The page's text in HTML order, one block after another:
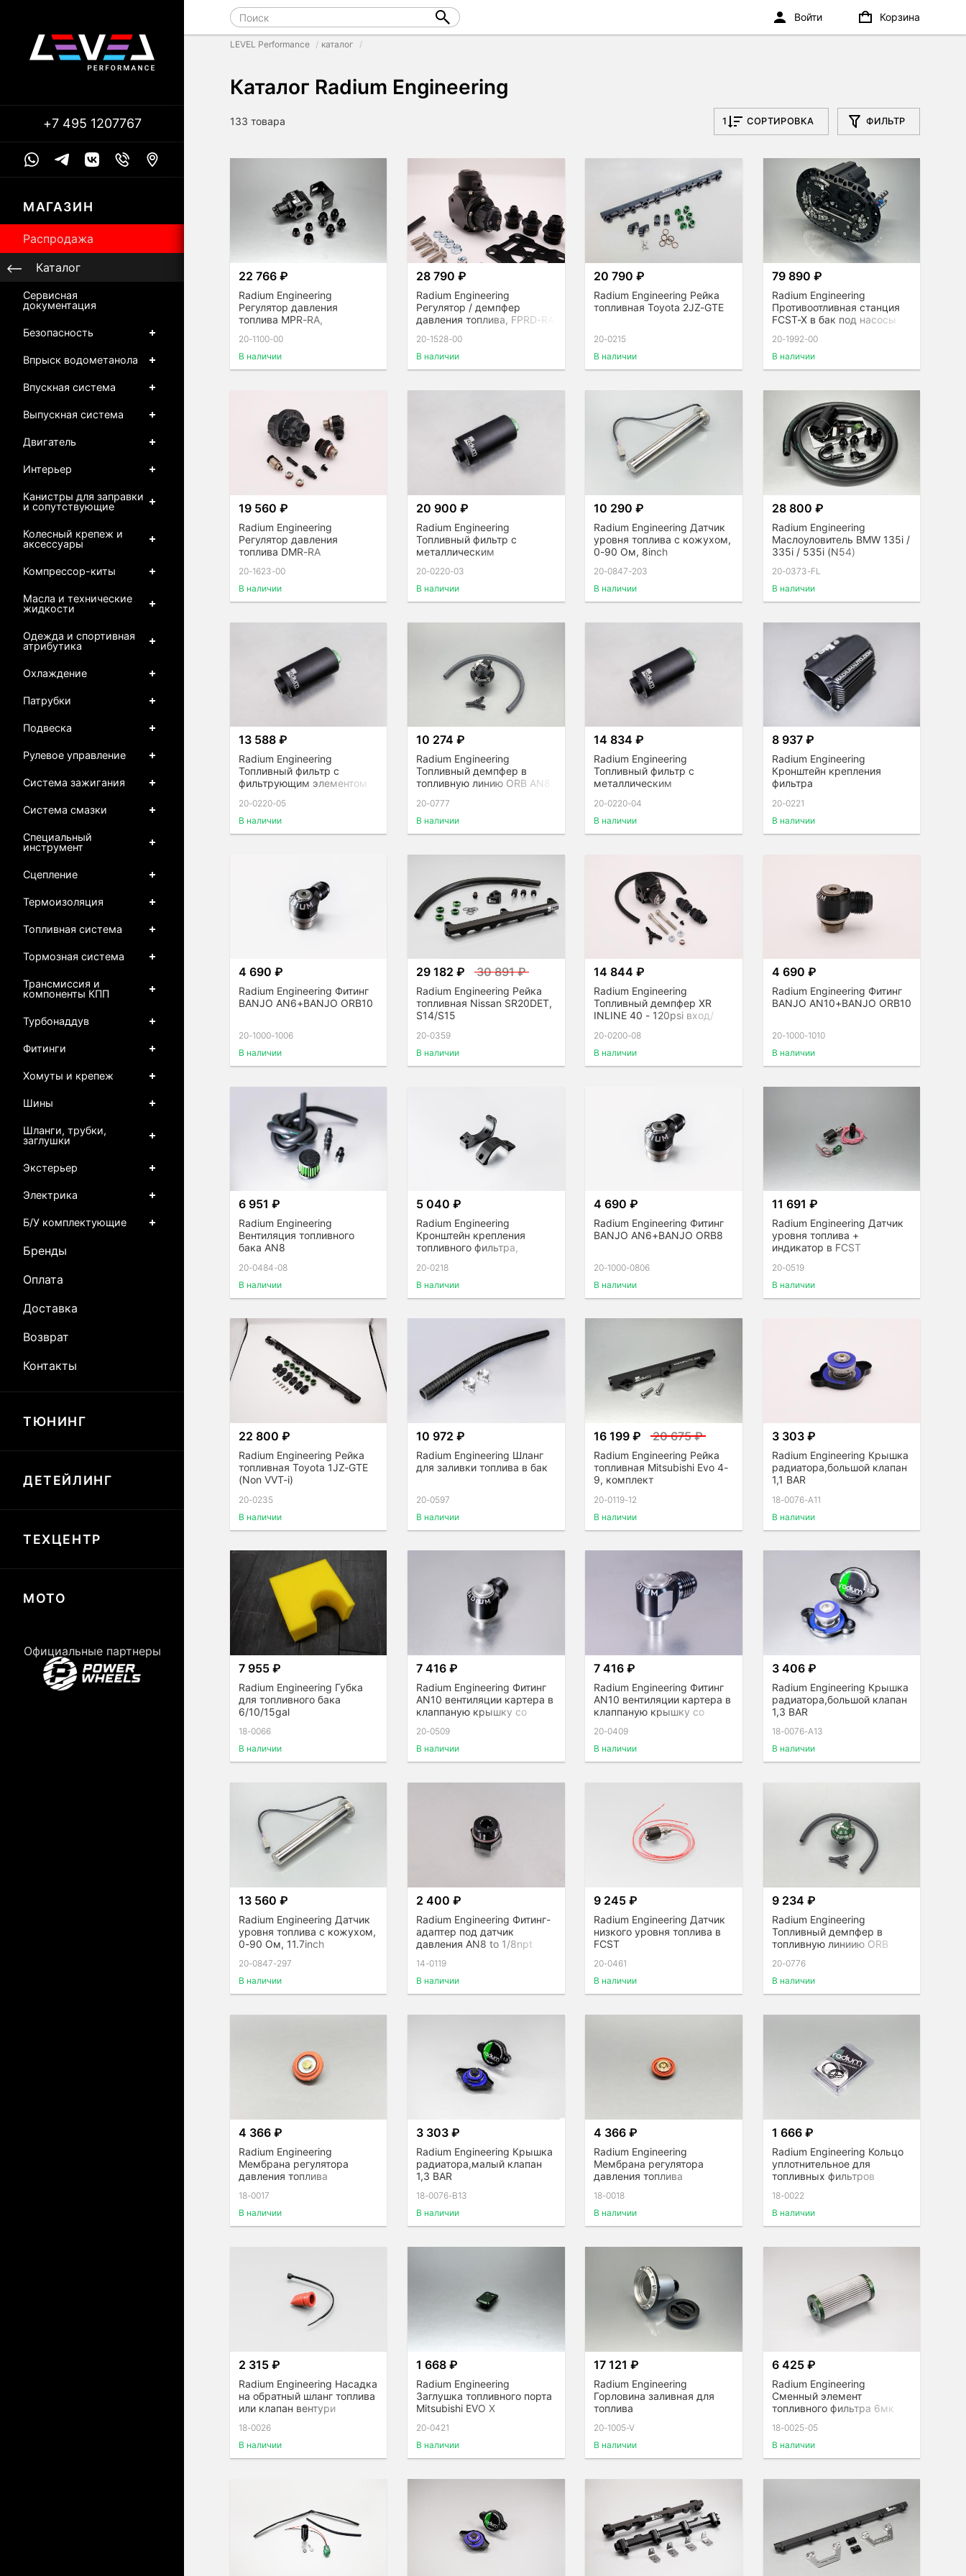
LEVEL Performance каталог
Каталог Radium Engineering
133 товара 1 СОРТИРОВКА ФИЛЬТР
22 766 ₽
Radium Engineering
Регулятор давления
топлива MPR-RA,
20-1100-00
В наличии
28 790 ₽
Radium Engineering
Регулятор / демпфер
давления топлива, FPRD-RA
20-1528-00
В наличии
20 790 ₽
Radium Engineering Рейка
топливная Toyota 2JZ-GTE
20-0215
В наличии
79 890 ₽
Radium Engineering
Противоотливная станция
FCST-X в бак под насосы
285
20-1992-00
В наличии
19 560 ₽
Radium Engineering
Регулятор давления
топлива DMR-RA
20-1623-00
В наличии
20 900 ₽
Radium Engineering
Топливный фильтр с
металлическим
(10 Micron)
20-0220-03
В наличии
10 290 ₽
Radium Engineering Датчик
уровня топлива с кожухом,
0-90 Ом, 8inch
20-0847-203
В наличии
28 800 ₽
Radium Engineering
Маслоуловитель BMW 135i /
335i / 535i (N54)
20-0373-FL
В наличии
13 588 ₽
Radium Engineering
Топливный фильтр с
фильтрующим элементом
20-0220-05
В наличии
10 274 ₽
Radium Engineering
Топливный демпфер в
топливную линию ORB AN8
20-0777
В наличии
14 834 ₽
Radium Engineering
Топливный фильтр с
металлическим
(100 Micron)
20-0220-04
В наличии
8 937 ₽
Radium Engineering
Кронштейн крепления
фильтра
20-0221
В наличии
4 690 ₽
Radium Engineering Фитинг
BANJO AN6+BANJO ORB10
20-1000-1006
В наличии
29 182 ₽ 30 891 ₽
Radium Engineering Рейка
топливная Nissan SR20DET,
S14/S15
20-0359
В наличии
14 844 ₽
Radium Engineering
Топливный демпфер XR
INLINE 40 - 120psi вход/
20-0200-08
В наличии
4 690 ₽
Radium Engineering Фитинг
BANJO AN10+BANJO ORB10
20-1000-1010
В наличии
6 951 ₽
Radium Engineering
Вентиляция топливного
бака AN8
20-0484-08
В наличии
5 040 ₽
Radium Engineering
Кронштейн крепления
топливного фильтра,
20-0218
В наличии
4 690 ₽
Radium Engineering Фитинг
BANJO AN6+BANJO ORB8
20-1000-0806
В наличии
11 691 ₽
Radium Engineering Датчик
уровня топлива +
индикатор в FCST
20-0519
В наличии
22 800 ₽
Radium Engineering Рейка
топливная Toyota 1JZ-GTE
(Non VVT-i)
20-0235
В наличии
10 972 ₽
Radium Engineering Шланг
для заливки топлива в бак
20-0597
В наличии
16 199 ₽ 20 675 ₽
Radium Engineering Рейка
топливная Mitsubishi Evo 4-
9, комплект
20-0119-12
В наличии
3 303 ₽
Radium Engineering Крышка
радиатора,большой клапан
1,1 BAR
18-0076-A11
В наличии
7 955 ₽
Radium Engineering Губка
для топливного бака
6/10/15gal
18-0066
В наличии
7 416 ₽
Radium Engineering Фитинг
AN10 вентиляции картера в
клаппаную крышку со
20-0509
В наличии
7 416 ₽
Radium Engineering Фитинг
AN10 вентиляции картера в
клаппаную крышку со
20-0409
В наличии
3 406 ₽
Radium Engineering Крышка
радиатора,большой клапан
1,3 BAR
18-0076-A13
В наличии
13 560 ₽
Radium Engineering Датчик
уровня топлива с кожухом,
0-90 Ом, 11.7inch
20-0847-297
В наличии
2 400 ₽
Radium Engineering Фитинг-
адаптер под датчик
давления AN8 to 1/8npt
14-0119
В наличии
9 245 ₽
Radium Engineering Датчик
низкого уровня топлива в
FCST
20-0461
В наличии
9 234 ₽
Radium Engineering
Топливный демпфер в
топливную линиию ORB
20-0776
В наличии
4 366 ₽
Radium Engineering
Мембрана регулятора
давления топлива
18-0017
В наличии
3 303 ₽
Radium Engineering Крышка
радиатора,малый клапан
1,3 BAR
18-0076-B13
В наличии
4 366 ₽
Radium Engineering
Мембрана регулятора
давления топлива
18-0018
В наличии
1 666 ₽
Radium Engineering Кольцо
уплотнительное для
топливных фильтров
18-0022
В наличии
2 315 ₽
Radium Engineering Насадка
на обратный шланг топлива
или клапан вентури
18-0026
В наличии
1 668 ₽
Radium Engineering
Заглушка топливного порта
Mitsubishi EVO X
20-0421
В наличии
17 121 ₽
Radium Engineering
Горловина заливная для
топлива
20-1005-V
В наличии
6 425 ₽
Radium Engineering
Сменный элемент
топливного фильтра 6мк
18-0025-05
В наличии
+7 495 1207767
МАГАЗИН
Распродажа
Каталог
Сервисная
документация
Безопасность
Впрыск водометанола
Впускная система
Выпускная система
Двигатель
Интерьер
Канистры для заправки
и сопутствующие
Колесный крепеж и
аксессуары
Компрессор-киты
Масла и технические
жидкости
Одежда и спортивная
атрибутика
Охлаждение
Патрубки
Подвеска
Рулевое управление
Система зажигания
Система смазки
Специальный
инструмент
Сцепление
Термоизоляция
Топливная система
Тормозная система
Трансмиссия и
компоненты КПП
Турбонаддув
Фитинги
Хомуты и крепеж
Шины
Шланги, трубки,
заглушки
Экстерьер
Электрика
Б/У комплектующие
Бренды
Оплата
Доставка
Возврат
Контакты
ТЮНИНГ
ДЕТЕЙЛИНГ
ТЕХЦЕНТР
МОТО
Официальные партнеры
Войти Корзина